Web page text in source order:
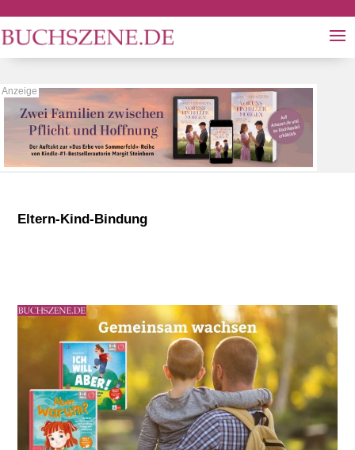
Eltern-Kind-Bindung